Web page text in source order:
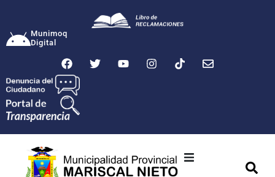
Munimoq
Digital